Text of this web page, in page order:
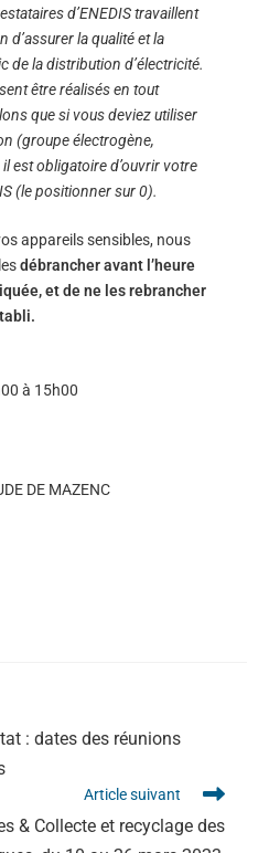
d’ENEDIS travaillent
d’assurer la qualité et la
de la distribution d’électricité.
être réalisés en tout
que si vous deviez utiliser
(groupe électrogène,
est obligatoire d’ouvrir votre
(le positionner sur 0).
appareils sensibles, nous
débrancher avant l’heure
et de ne les rebrancher
à 15h00
DE MAZENC
: dates des réunions
Article suivant
& Collecte et recyclage des